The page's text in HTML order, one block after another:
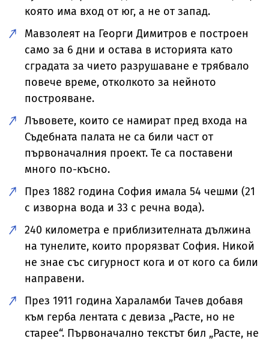
която има вход от юг, а не от запад.
Мавзолеят на Георги Димитров е построен
само за 6 дни и остава в историята като
сградата за чието разрушаване е трябвало
повече време, отколкото за нейното
построяване.
Лъвовете, които се намират пред входа на
Съдебната палата не са били част от
първоначалния проект. Те са поставени
много по-късно.
През 1882 година София имала 54 чешми (21
с изворна вода и 33 с речна вода).
240 километра е приблизителната дължина
на тунелите, които прорязват София. Никой
не знае със сигурност кога и от кого са били
направени.
През 1911 година Хараламби Тачев добавя
към герба лентата с девиза „Расте, но не
старее“. Първоначално текстът бил „Расте, не